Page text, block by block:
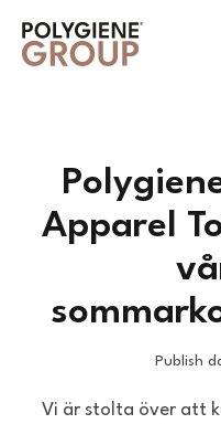
Apparel
Publish
Vi är stolta över att